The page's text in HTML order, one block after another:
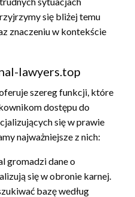
się bliżej temu
znaczeniu w kontekście
lawyers.top
szereg funkcji, które
dostępu do
się w prawie
najważniejsze z nich:
gromadzi dane o
się w obronie karnej.
bazę według